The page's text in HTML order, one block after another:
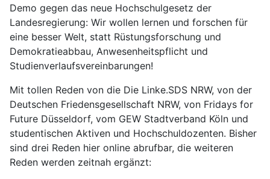
Demo gegen das neue Hochschulgesetz der
Landesregierung: Wir wollen lernen und forschen für
eine besser Welt, statt Rüstungsforschung und
Demokratieabbau, Anwesenheitspflicht und
Studienverlaufsvereinbarungen!
Mit tollen Reden von die Die Linke.SDS NRW, von der
Deutschen Friedensgesellschaft NRW, von Fridays for
Future Düsseldorf, vom GEW Stadtverband Köln und
studentischen Aktiven und Hochschuldozenten. Bisher
sind drei Reden hier online abrufbar, die weiteren
Reden werden zeitnah ergänzt: